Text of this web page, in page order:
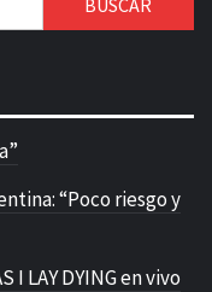
“Poco riesgo y
I LAY DYING en vivo